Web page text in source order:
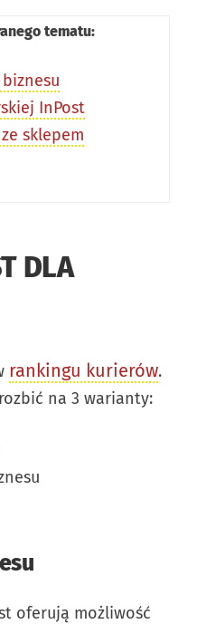
tematu:
InPost
sklepem
DLA
rankingu kurierów.
na 3 warianty:
oferują możliwość